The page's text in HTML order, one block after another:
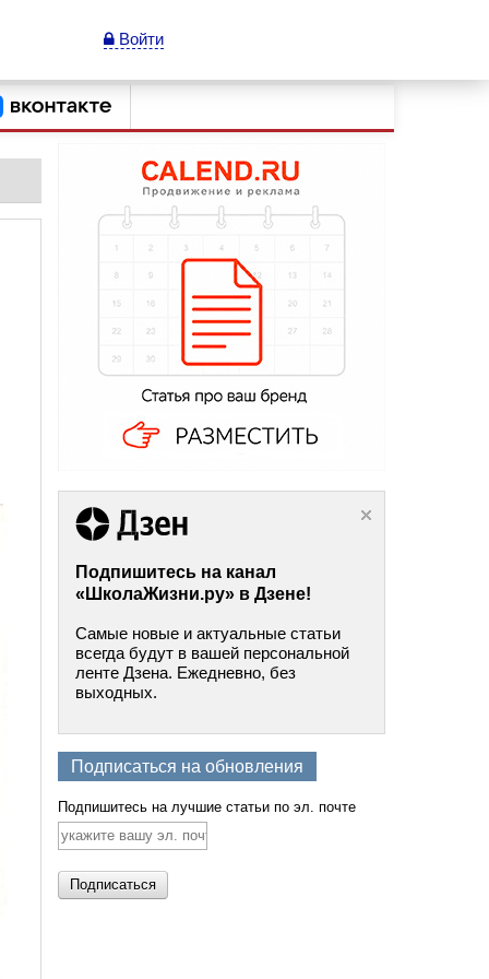
Войти
Подпишитесь на канал
«ШколаЖизни.ру» в Дзене!
Самые новые и актуальные статьи
всегда будут в вашей персональной
ленте Дзена. Ежедневно, без
выходных.
Подписаться на обновления
Подпишитесь на лучшие статьи по эл. почте